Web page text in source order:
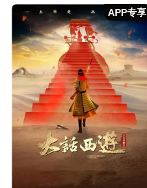
APP专享